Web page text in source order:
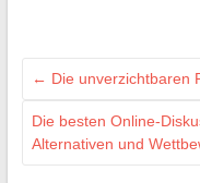
← Die unverzichtbaren
Die besten Online-
Alternativen und